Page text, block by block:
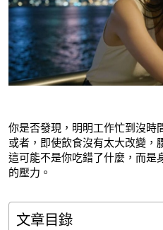
你是否發現，明明工作忙到沒時
或者，即使飲食沒有太大改變，
這可能不是你吃錯了什麼，而是
的壓力。
文章目錄